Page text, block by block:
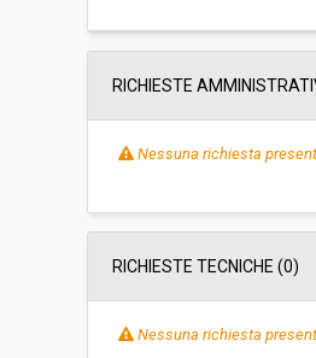
RICHIESTE
Nessuna richiesta
RICHIESTE TECNICHE (0)
Nessuna richiesta